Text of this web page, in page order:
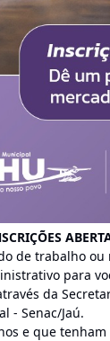
de trabalho
para
da
- Senac/Jaú.
e que